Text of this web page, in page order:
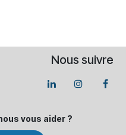
Nous suivre
vous aider ?